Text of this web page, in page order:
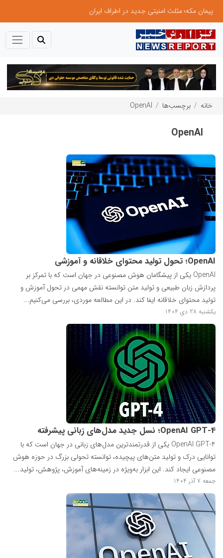
روشنایی مسجد، امانتی برای عبادت
خانه برچسب‌ها OpenAI
OpenAI
OpenAI؛ تحول تولید محتوای خلاقانه و آموزشی
OpenAI یکی از پیشگامان هوش مصنوعی در جهان است که با تمرکز بر
پردازش زبان طبیعی و تولید متن توانسته نقش مهمی در تحول آموزش و
تولید محتوای خلاقانه ایفا کند. در این مطالعه موردی، بررسی می‌کنیم...
یکشنبه 28 دی 1404
OpenAI GPT-4؛ نسل جدید مدل‌های زبانی پیشرفته
OpenAI GPT-4 یکی از قدرتمندترین مدل‌های زبانی در جهان است که با
توانایی درک و تولید متن‌های پیچیده، توانسته تحولی بزرگ در حوزه هوش
مصنوعی ایجاد کند. این ابزار به‌ویژه در زمینه‌های آموزش، پژوهش، تولید...
جمعه 7 آذر 1404